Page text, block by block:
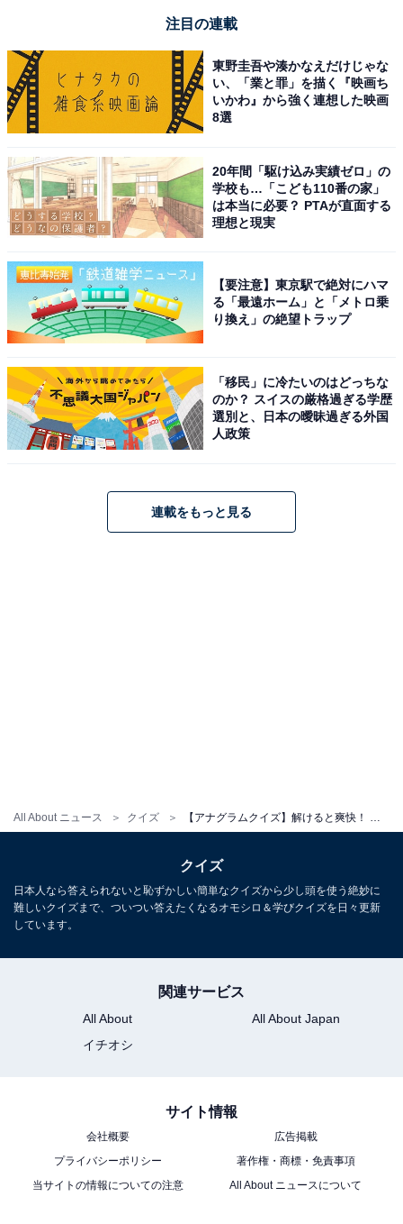
All About ニュース クイズ
注目の連載
東野圭吾や湊かなえだけじゃな
い、「業と罪」を描く『映画ち
いかわ』から強く連想した映画
8選
20年間「駆け込み実績ゼロ」の
学校も…「こども110番の家」
は本当に必要？ PTAが直面する
理想と現実
【要注意】東京駅で絶対にハマ
る「最遠ホーム」と「メトロ乗
り換え」の絶望トラップ
「移民」に冷たいのはどっちな
のか？ スイスの厳格過ぎる学歴
選別と、日本の曖昧過ぎる外国
人政策
連載をもっと見る
クイズ
日本人なら答えられないと恥ずかしい簡単なクイズから少し頭を使う絶妙に
難しいクイズまで、ついつい答えたくなるオモシロ＆学びクイズを日々更新
しています。
関連サービス
All About
All About Japan
イチオシ
サイト情報
会社概要
広告掲載
プライバシーポリシー
著作権・商標・免責事項
当サイトの情報についての注意
All About ニュースについて